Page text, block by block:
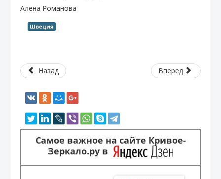
Алена Романова
Швеция
Назад Вперед
Самое важное на сайте Кривое-
Зеркало.ру в